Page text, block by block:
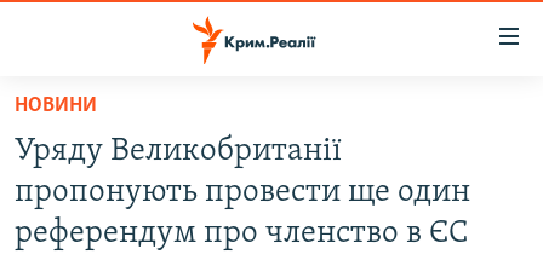
Перейти
основного
матеріалу
Перейти
до
ВОДА.КРИМ
ВІДЕО ТА ФОТО
НОВИНИ
Уряду Великобританії
пропонують провести ще один
референдум про членство в ЄС